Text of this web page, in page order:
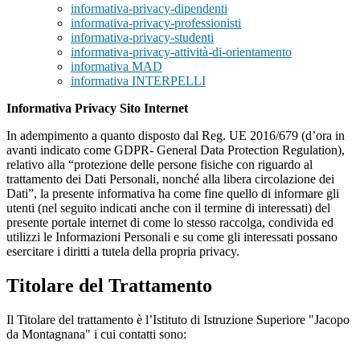
informativa-privacy-dipendenti
informativa-privacy-professionisti
informativa-privacy-studenti
informativa-privacy-attività-di-orientamento
informativa MAD
informativa INTERPELLI
Informativa Privacy Sito Internet
In adempimento a quanto disposto dal Reg. UE 2016/679 (d’ora in
avanti indicato come GDPR- General Data Protection Regulation),
relativo alla “protezione delle persone fisiche con riguardo al
trattamento dei Dati Personali, nonché alla libera circolazione dei
Dati”, la presente informativa ha come fine quello di informare gli
utenti (nel seguito indicati anche con il termine di interessati) del
presente portale internet di come lo stesso raccolga, condivida ed
utilizzi le Informazioni Personali e su come gli interessati possano
esercitare i diritti a tutela della propria privacy.
Titolare del Trattamento
Il Titolare del trattamento è l’Istituto di Istruzione Superiore "Jacopo
da Montagnana" i cui contatti sono: